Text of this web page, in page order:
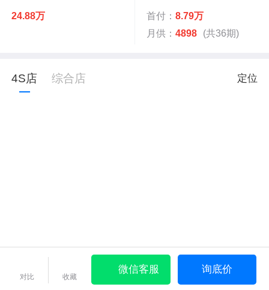
24.88万 首付： 8.79万
月供： 4898 (共36期)
4S店 综合店 定位
对比 收藏
微信客服 询底价